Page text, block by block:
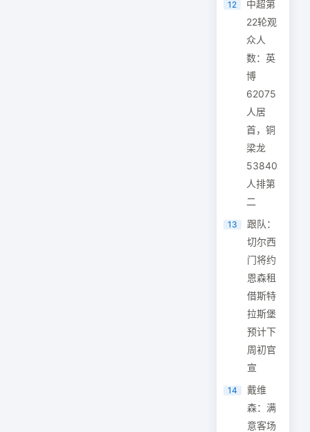
12
中超第
22轮观
众人
数：英
博
62075
人居
首，铜
梁龙
53840
人排第
二
13
跟队：
切尔西
门将约
恩森租
借斯特
拉斯堡
预计下
周初官
宣
14
戴维
森：满
意客场